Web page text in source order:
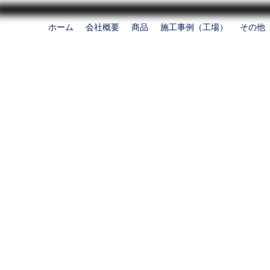
ホーム 会社概要 商品 施工事例（工場） その他